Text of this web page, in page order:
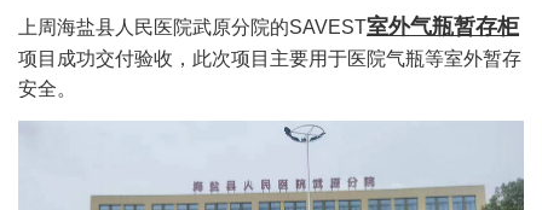
上周海盐县人民医院武原分院的SAVEST室外气瓶暂存柜
项目成功交付验收，此次项目主要用于医院气瓶等室外暂存
安全。